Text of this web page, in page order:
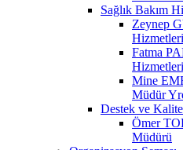
Sağlık Bakım
Zeynep
Fatma
Mine
Müdür
Destek ve
Ömer
Müdürü